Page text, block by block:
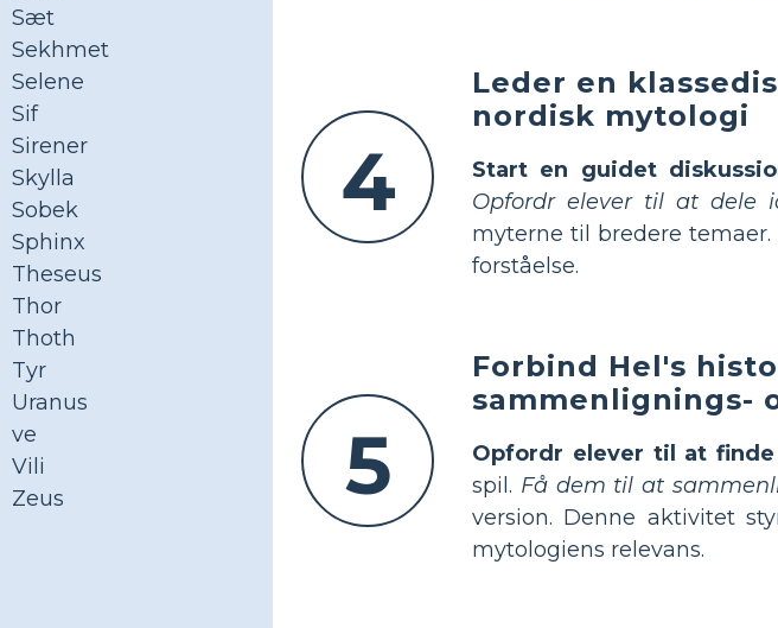
Sæt
Sekhmet
Selene
Sif
Sirener
Skylla
Sobek
Sphinx
Theseus
Thor
Thoth
Tyr
Uranus
ve
Vili
Zeus
4
Leder en
nordisk mytologi
Start en guidet
Opfordr elever til at dele
myterne til bredere
forståelse.
5
Forbind Hel's
sammenlignings-
Opfordr elever til at
spil. Få dem til at
version. Denne aktivitet
mytologiens relevans.